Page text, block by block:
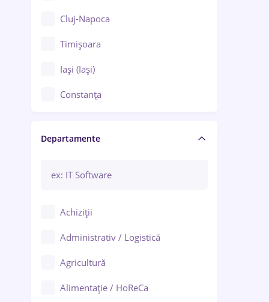
Cluj-Napoca
Timișoara
Iași (Iași)
Constanța
Brașov
Bacău
Galați (Galați)
Ploiești
Departamente
Achiziții
Administrativ / Logistică
Agricultură
Alimentație / HoReCa